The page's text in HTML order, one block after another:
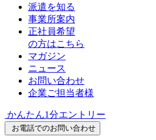
派遣を知る
事業所案内
正社員希望
の方はこちら
マガジン
ニュース
お問い合わせ
企業ご担当者様
かんたん1分エントリー
お電話でのお問い合わせ